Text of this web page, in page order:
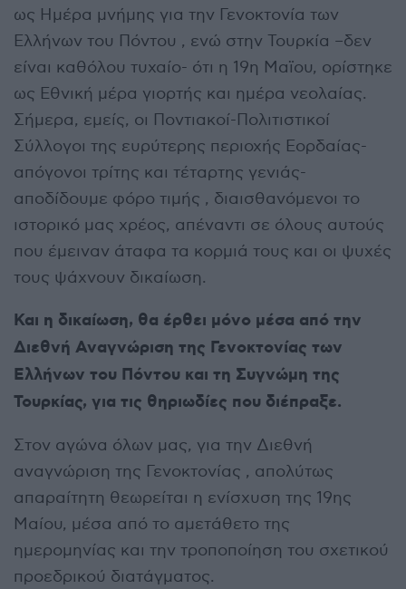
ως Ημέρα μνήμης για την Γενοκτονία των
Ελλήνων του Πόντου , ενώ στην Τουρκία –δεν
είναι καθόλου τυχαίο- ότι η 19η Μαϊου, ορίστηκε
ως Εθνική μέρα γιορτής και ημέρα νεολαίας.
Σήμερα, εμείς, οι Ποντιακοί-Πολιτιστικοί
Σύλλογοι της ευρύτερης περιοχής Εορδαίας-
απόγονοι τρίτης και τέταρτης γενιάς-
αποδίδουμε φόρο τιμής , διαισθανόμενοι το
ιστορικό μας χρέος, απέναντι σε όλους αυτούς
που έμειναν άταφα τα κορμιά τους και οι ψυχές
τους ψάχνουν δικαίωση.
Και η δικαίωση, θα έρθει μόνο μέσα από την
Διεθνή Αναγνώριση της Γενοκτονίας των
Ελλήνων του Πόντου και τη Συγνώμη της
Τουρκίας, για τις θηριωδίες που διέπραξε.
Στον αγώνα όλων μας, για την Διεθνή
αναγνώριση της Γενοκτονίας , απολύτως
απαραίτητη θεωρείται η ενίσχυση της 19ης
Μαίου, μέσα από το αμετάθετο της
ημερομηνίας και την τροποποίηση του σχετικού
προεδρικού διατάγματος.